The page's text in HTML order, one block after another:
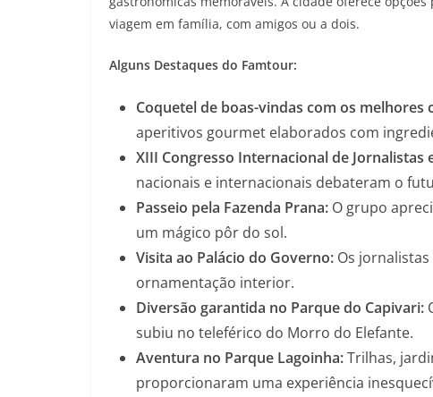
viagem em família, com amigos ou a dois.
Alguns Destaques do Famtour:
Coquetel de boas-vindas com os melhores
aperitivos gourmet elaborados com
XIII Congresso Internacional de Jornalistas
nacionais e internacionais debateram o
Passeio pela Fazenda Prana: O grupo
um mágico pôr do sol.
Visita ao Palácio do Governo: Os
ornamentação interior.
Diversão garantida no Parque do Capivari:
subiu no teleférico do Morro do Elefante.
Aventura no Parque Lagoinha:Trilhas,
proporcionaram uma experiência